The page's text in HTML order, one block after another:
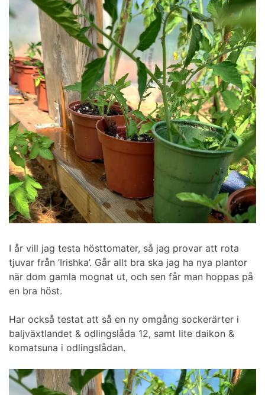
I år vill jag testa hösttomater, så jag provar att rota
tjuvar från ’Irishka’. Går allt bra ska jag ha nya plantor
när dom gamla mognat ut, och sen får man hoppas på
en bra höst.
Har också testat att så en ny omgång sockerärter i
baljväxtlandet & odlingslåda 12, samt lite daikon &
komatsuna i odlingslådan.